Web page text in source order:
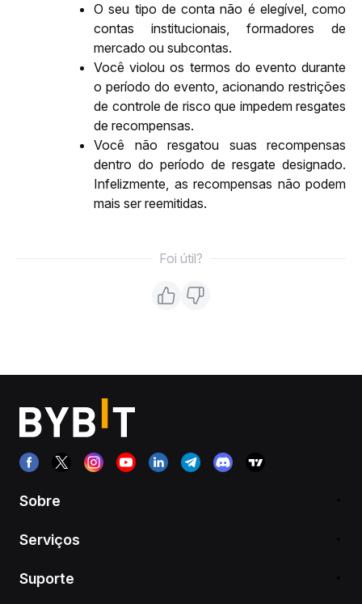
O seu tipo de conta não é elegível, como
contas institucionais, formadores de
mercado ou subcontas.
Você violou os termos do evento durante
o período do evento, acionando restrições
de controle de risco que impedem resgates
de recompensas.
Você não resgatou suas recompensas
dentro do período de resgate designado.
Infelizmente, as recompensas não podem
mais ser reemitidas.
Foi útil?
Sobre
Serviços
Suporte